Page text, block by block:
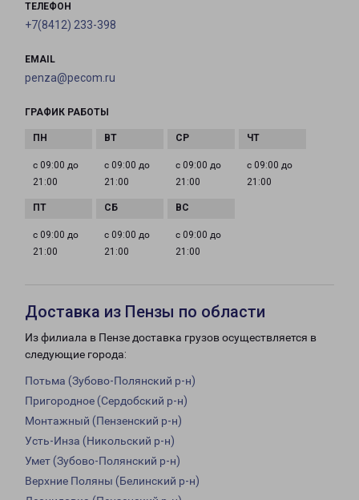
ТЕЛЕФОН
+7(8412) 233-398
EMAIL
penza@pecom.ru
ГРАФИК РАБОТЫ
с 09:00 до
21:00
с 09:00 до
21:00
с 09:00 до
21:00
с 09:00 до
21:00
с 09:00 до
21:00
с 09:00 до
21:00
с 09:00 до
21:00
Доставка из Пензы по области
Из филиала в Пензе доставка грузов осуществляется в
следующие города:
Потьма (Зубово-Полянский р-н)
Пригородное (Сердобский р-н)
Монтажный (Пензенский р-н)
Усть-Инза (Никольский р-н)
Умет (Зубово-Полянский р-н)
Верхние Поляны (Белинский р-н)